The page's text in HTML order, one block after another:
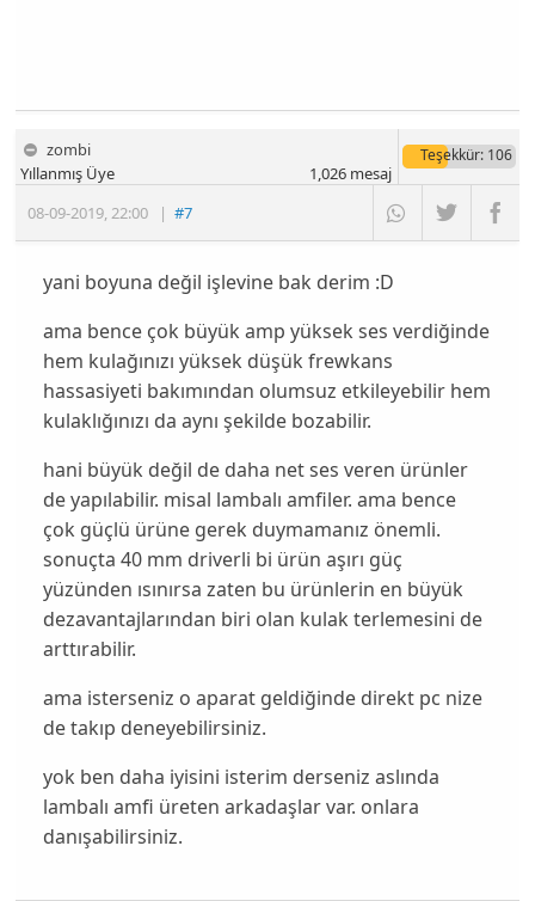
zombi
08-09-2019,22:00 |#7
Yıllanmış Üye
Teşekkür: 106
1,026mesaj
yani boyuna değil işlevine bak derim :D
ama bence çok büyük amp yüksek ses verdiğinde
hem kulağınızı yüksek düşük frewkans
hassasiyeti bakımından olumsuz etkileyebilir hem
kulaklığınızı da aynı şekilde bozabilir.
hani büyük değil de daha net ses veren ürünler
de yapılabilir. misal lambalı amfiler. ama bence
çok güçlü ürüne gerek duymamanız önemli.
sonuçta 40 mm driverli bi ürün aşırı güç
yüzünden ısınırsa zaten bu ürünlerin en büyük
dezavantajlarından biri olan kulak terlemesini de
arttırabilir.
ama isterseniz o aparat geldiğinde direkt pc nize
de takıp deneyebilirsiniz.
yok ben daha iyisini isterim derseniz aslında
lambalı amfi üreten arkadaşlar var. onlara
danışabilirsiniz.